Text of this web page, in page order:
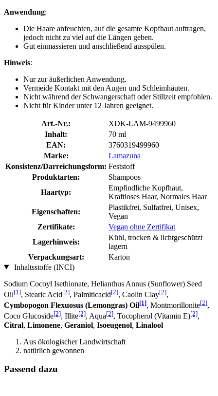
Anwendung:
Die Haare anfeuchten, auf die gesamte Kopfhaut auftragen,
jedoch nicht zu viel auf die Längen geben.
Gut einmassieren und anschließend ausspülen.
Hinweis:
Nur zur äußerlichen Anwendung.
Vermeide Kontakt mit den Augen und Schleimhäuten.
Nicht während der Schwangerschaft oder Stillzeit empfohlen.
Nicht für Kinder unter 12 Jahren geeignet.
Art.-Nr.:
XDK-LAM-9499960
Inhalt:
70 ml
EAN:
3760319499960
Marke:
Lamazuna
Konsistenz/Darreichungsform: Feststoff
Produktarten:
Shampoos
Haartyp:
Empfindliche Kopfhaut,
Kraftloses Haar, Normales Haar
Eigenschaften:
Plastikfrei, Sulfatfrei, Unisex,
Vegan
Zertifikate:
Vegan ohne Zertifikat
Lagerhinweis:
Kühl, trocken & lichtgeschützt
lagern
Verpackungsart:
Karton
Inhaltsstoffe (INCI)
Sodium Cocoyl Isethionate, Helianthus Annus (Sunflower) Seed
Oil[1], Stearic Acid[2], Palmiticacid[2], Caolin Clay[2],
Cymbopogon Flexuosus (Lemongras) Oil[1], Montmorillonite[2],
Coco Glucoside[2], Illite[2], Aqua[2], Tocopherol (Vitamin E)[2],
Citral, Limonene, Geraniol, Isoeugenol, Linalool
Aus ökologischer Landwirtschaft
natürlich gewonnen
Passend dazu